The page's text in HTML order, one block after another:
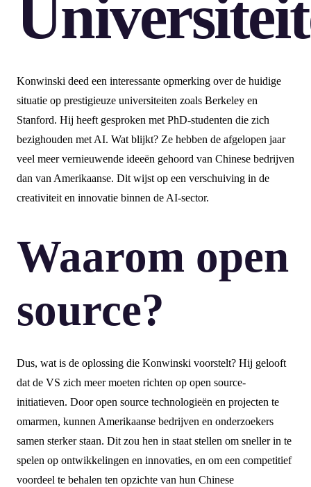
Konwinski deed een interessante opmerking over de huidige
situatie op prestigieuze universiteiten zoals Berkeley en
Stanford. Hij heeft gesproken met PhD-studenten die zich
bezighouden met AI. Wat blijkt? Ze hebben de afgelopen jaar
veel meer vernieuwende ideeën gehoord van Chinese bedrijven
dan van Amerikaanse. Dit wijst op een verschuiving in de
creativiteit en innovatie binnen de AI-sector.
Waarom open
source?
Dus, wat is de oplossing die Konwinski voorstelt? Hij gelooft
dat de VS zich meer moeten richten op open source-
initiatieven. Door open source technologieën en projecten te
omarmen, kunnen Amerikaanse bedrijven en onderzoekers
samen sterker staan. Dit zou hen in staat stellen om sneller in te
spelen op ontwikkelingen en innovaties, en om een competitief
voordeel te behalen ten opzichte van hun Chinese